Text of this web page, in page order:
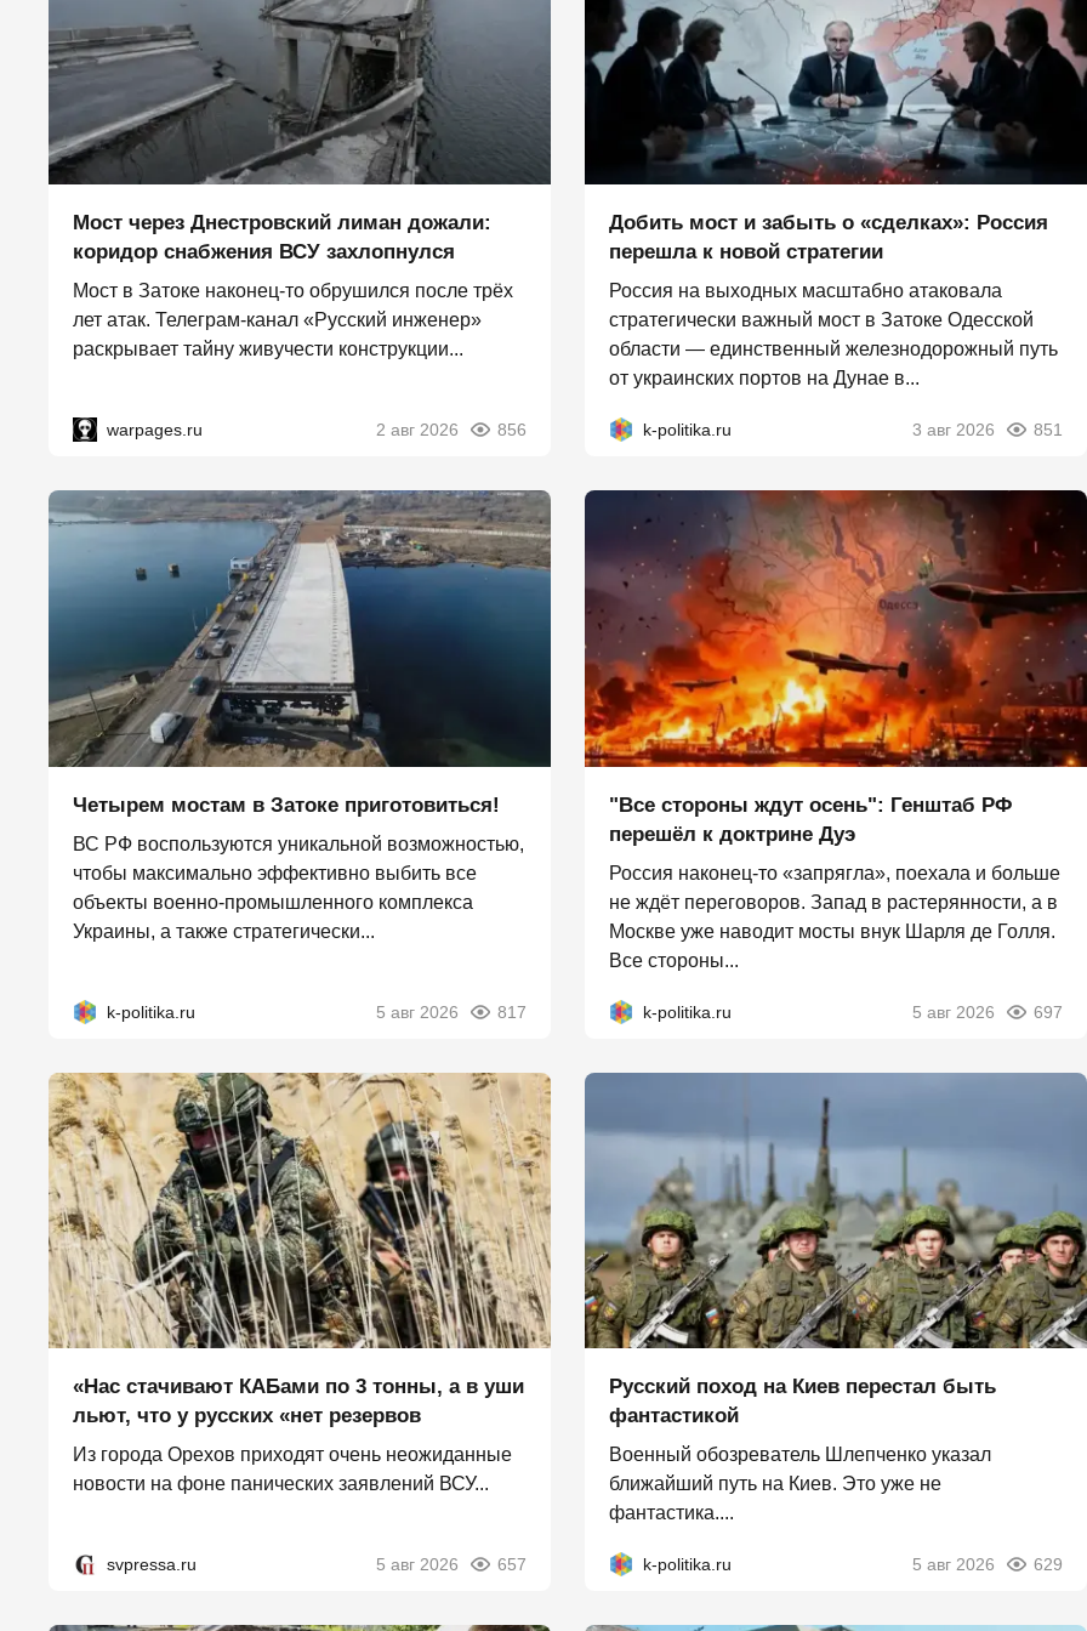
Мост через Днестровский лиман дожали:
коридор снабжения ВСУ захлопнулся
Мост в Затоке наконец-то обрушился после трёх
лет атак. Телеграм-канал «Русский инженер»
раскрывает тайну живучести конструкции...
warpages.ru 2 авг 2026 856
Добить мост и забыть о «сделках»: Россия
перешла к новой стратегии
Россия на выходных масштабно атаковала
стратегически важный мост в Затоке Одесской
области — единственный железнодорожный путь
от украинских портов на Дунае в...
k-politika.ru 3 авг 2026 851
Четырем мостам в Затоке приготовиться!
ВС РФ воспользуются уникальной возможностью,
чтобы максимально эффективно выбить все
объекты военно-промышленного комплекса
Украины, а также стратегически...
k-politika.ru 5 авг 2026 817
"Все стороны ждут осень": Генштаб РФ
перешёл к доктрине Дуэ
Россия наконец-то «запрягла», поехала и больше
не ждёт переговоров. Запад в растерянности, а в
Москве уже наводит мосты внук Шарля де Голля.
Все стороны...
k-politika.ru 5 авг 2026 697
«Нас стачивают КАБами по 3 тонны, а в уши
льют, что у русских «нет резервов
Из города Орехов приходят очень неожиданные
новости на фоне панических заявлений ВСУ...
svpressa.ru 5 авг 2026 657
Русский поход на Киев перестал быть
фантастикой
Военный обозреватель Шлепченко указал
ближайший путь на Киев. Это уже не
фантастика....
k-politika.ru 5 авг 2026 629